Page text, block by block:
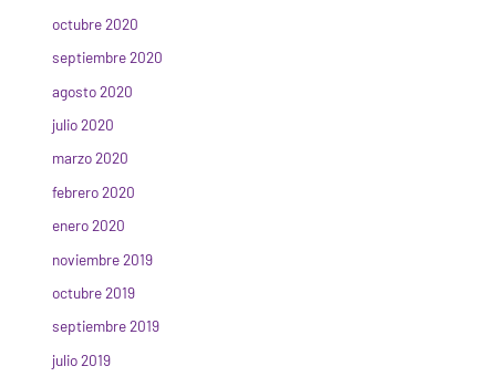
octubre 2020
septiembre 2020
agosto 2020
julio 2020
marzo 2020
febrero 2020
enero 2020
noviembre 2019
octubre 2019
septiembre 2019
julio 2019